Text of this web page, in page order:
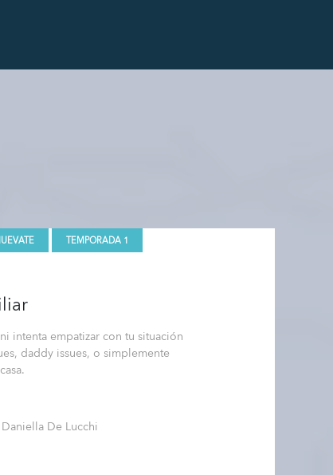
TEMPORADA 1
intenta empatizar con tu situación
daddy issues, o simplemente
De Lucchi